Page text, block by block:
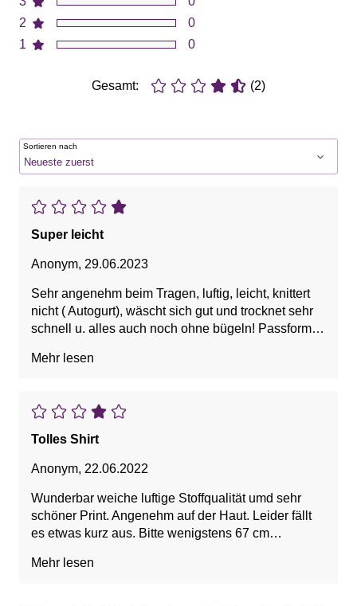
2
1
0
0
Gesamt: (2)
Sortieren nach
Super leicht
Anonym, 29.06.2023
Sehr angenehm beim Tragen, luftig, leicht, knittert
nicht ( Autogurt), wäscht sich gut und trocknet sehr
schnell u. alles auch noch ohne bügeln! Passform
Mehr lesen
Tolles Shirt
Anonym, 22.06.2022
Wunderbar weiche luftige Stoffqualität umd sehr
schöner Print. Angenehm auf der Haut. Leider fällt
es etwas kurz aus. Bitte wenigstens 67 cm
Mehr lesen